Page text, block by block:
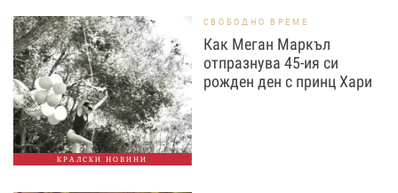
КРАЛСКИ НОВИНИ
СВОБОДНО ВРЕМЕ
Как Меган Маркъл
отпразнува 45-ия си
рожден ден с принц Хари